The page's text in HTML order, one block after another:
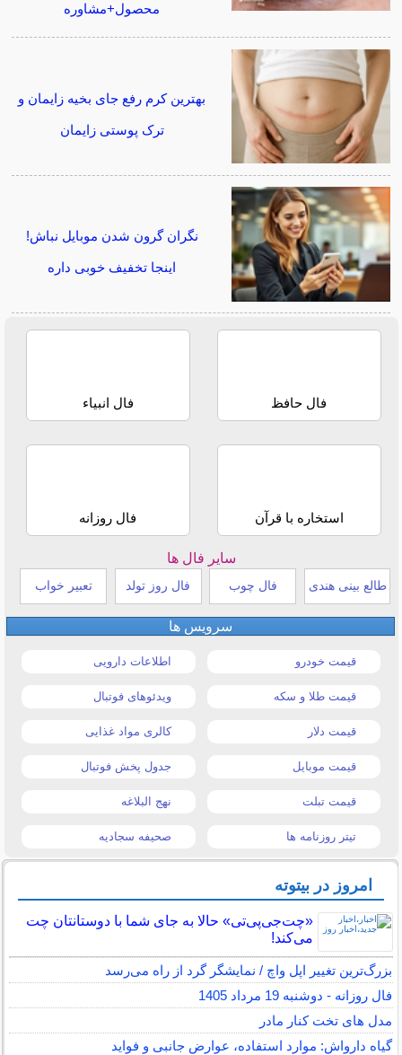
محصول+مشاوره
بهترین کرم رفع جای بخیه زایمان و
ترک پوستی زایمان
نگران گرون شدن موبایل نباش!
اینجا تخفیف خوبی داره
فال حافظ فال انبیاء
استخاره با قرآن فال روزانه
سایر فال ها
طالع بینی هندی فال چوب فال روز تولد تعبیر خواب
سرویس ها
قیمت خودرو اطلاعات دارویی
قیمت طلا و سکه ویدئوهای فوتبال
قیمت دلار کالری مواد غذایی
قیمت موبایل جدول پخش فوتبال
قیمت تبلت نهج البلاغه
تیتر روزنامه ها صحیفه سجادیه
امروز در بیتوته
«چت‌جی‌پی‌تی» حالا به جای شما با دوستانتان چت
می‌کند!
بزرگ‌ترین تغییر اپل واچ / نمایشگر گرد از راه می‌رسد
فال روزانه - دوشنبه 19 مرداد 1405
مدل های تخت کنار مادر
گیاه دارواش: موارد استفاده، عوارض جانبی و فواید